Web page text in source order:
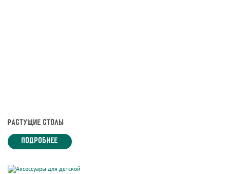
Растущие столы
подробнее